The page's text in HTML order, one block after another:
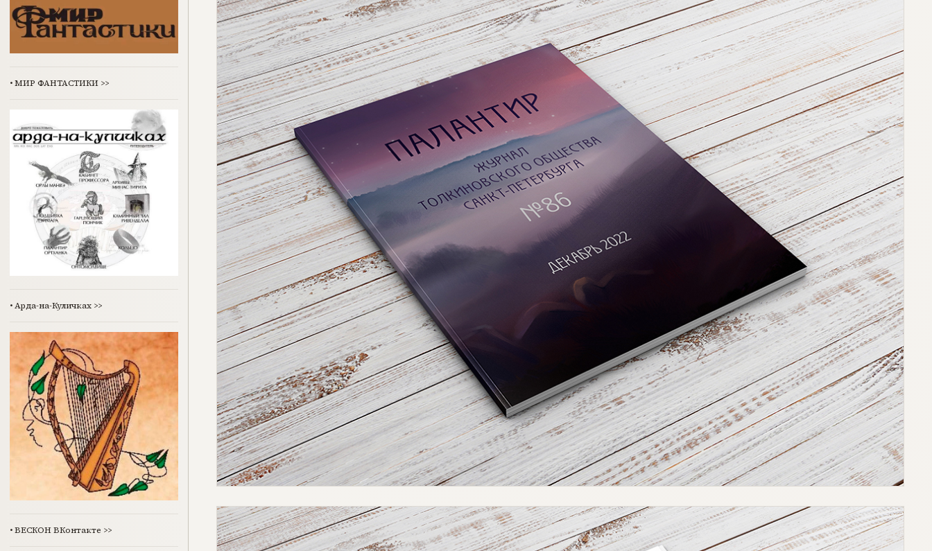
•МИР ФАНТАСТИКИ >>
•Арда-на-Куличках >>
•ВЕСКОН ВКонтакте >>